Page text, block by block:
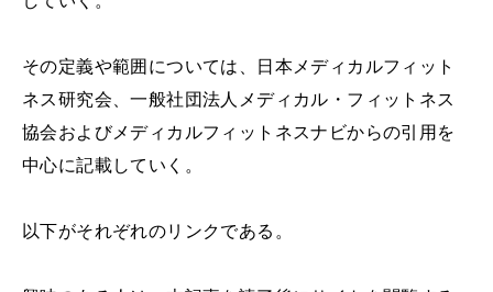
その定義や範囲については、日本メディカルフィット
ネス研究会、一般社団法人メディカル・フィットネス
協会およびメディカルフィットネスナビからの引用を
中心に記載していく。
以下がそれぞれのリンクである。